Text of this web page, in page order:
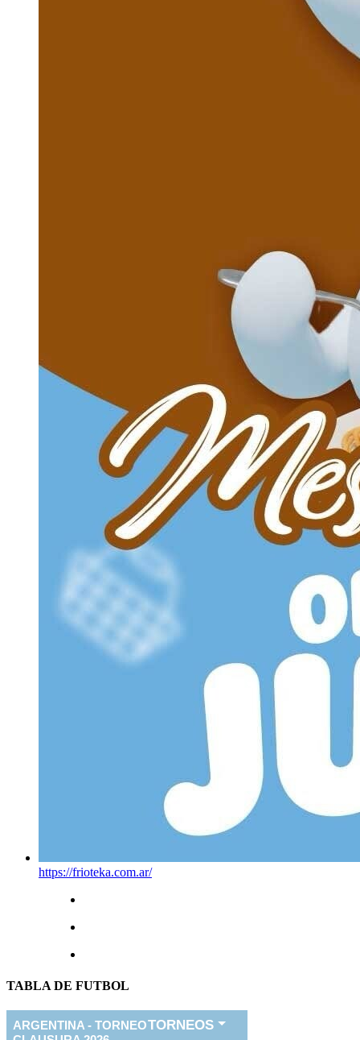
https://frioteka.com.ar/
TABLA DE FUTBOL